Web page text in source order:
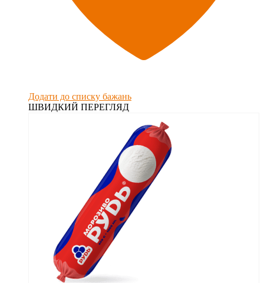
Додати до списку бажань
ШВИДКИЙ ПЕРЕГЛЯД